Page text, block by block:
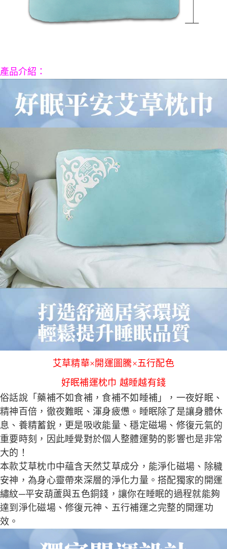
易，需依本服務之必要範圍內提供個人資料，並將交易相關給付款項請求債
任。
時審查核予不同之上限額度；若仍有額度不足之情形，本公司將視審查結果
請求用戶進行身份認證。
５．嚴禁一人註冊多個帳號或使用他人資訊註冊。若發現惡意使用之情形，
恩沛科技股份有限公司將有權停止該用戶之使用額度並採取法律行動。
產品介紹 ：
艾草精華×開運圖騰×五行配色
好眠補運枕巾 越睡越有錢
俗話說「藥補不如食補，食補不如睡補」，一夜好眠、
精神百倍，徹夜難眠、渾身疲憊。睡眠除了是讓身體休
息、養精蓄銳，更是吸收能量、穩定磁場、修復元氣的
重要時刻，因此睡覺對於個人整體運勢的影響也是非常
大的！
本款艾草枕巾中蘊含天然艾草成分，能淨化磁場、除穢
安神，為身心靈帶來深層的淨化力量。搭配獨家的開運
繡紋─平安葫蘆與五色銅錢，讓你在睡眠的過程就能夠
達到淨化磁場、修復元神、五行補運之完整的開運功
效。